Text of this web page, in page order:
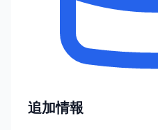
追加情報